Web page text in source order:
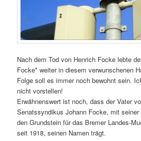
Nach dem Tod von Henrich Focke lebte
Focke* weiter in diesem verwunschenen
Folge soll es immer noch bewohnt sein.
nicht vorstellen!
Erwähnenswert ist noch, dass der Vater
Senatssyndikus Johann Focke, mit seiner
den Grundstein für das Bremer Landes-
seit 1918, seinen Namen trägt.